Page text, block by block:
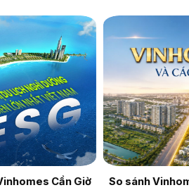
hàng mua Vinhomes Cần Giờ